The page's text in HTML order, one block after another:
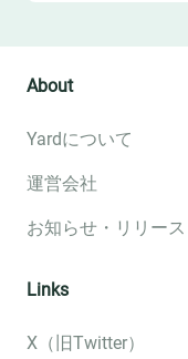
About
Yardについて
運営会社
お知らせ・リリース
Links
X（旧Twitter）